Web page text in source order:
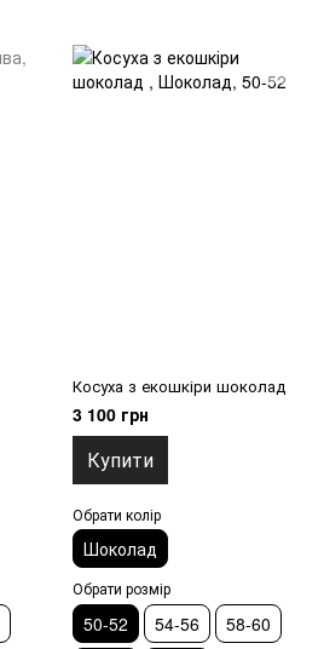
Косуха з екошкіри шоколад
3 100 грн
Купити
Обрати колір
Шоколад
Обрати розмір
50-52 54-56
58-60